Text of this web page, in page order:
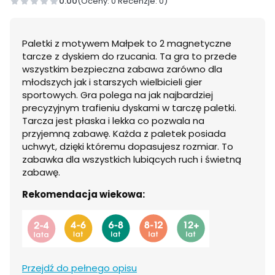
Paletki z motywem Małpek to 2 magnetyczne
tarcze z dyskiem do rzucania. Ta gra to przede
wszystkim bezpieczna zabawa zarówno dla
młodszych jak i starszych wielbicieli gier
sportowych. Gra polega na jak najbardziej
precyzyjnym trafieniu dyskami w tarczę paletki.
Tarcza jest płaska i lekka co pozwala na
przyjemną zabawę. Każda z paletek posiada
uchwyt, dzięki któremu dopasujesz rozmiar. To
zabawka dla wszystkich lubiących ruch i świetną
zabawę.
Rekomendacja wiekowa:
Przejdź do pełnego opisu